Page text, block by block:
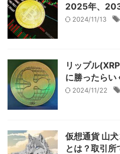
2025年、
2024/11/13
リップル
に勝ったらい
2024/11/22
仮想通貨 山
とは？取引